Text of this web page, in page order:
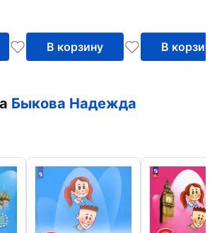
В корзину В корзину
Быкова Надежда